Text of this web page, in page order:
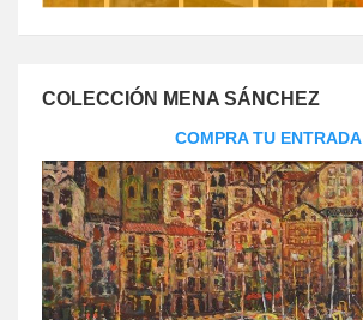
COLECCIÓN MENA SÁNCHEZ
COMPRA TU ENTRADA